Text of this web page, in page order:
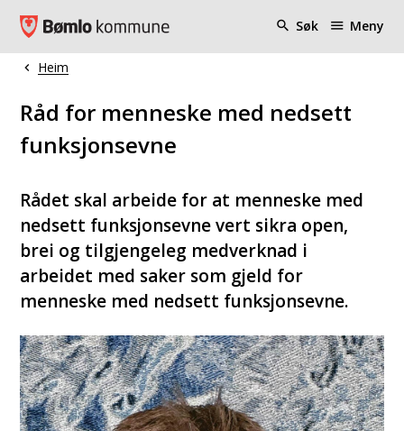
Bømlo kommune Søk Meny
Du er her:
Heim
Råd for menneske med nedsett
funksjonsevne
Rådet skal arbeide for at menneske med
nedsett funksjonsevne vert sikra open,
brei og tilgjengeleg medverknad i
arbeidet med saker som gjeld for
menneske med nedsett funksjonsevne.